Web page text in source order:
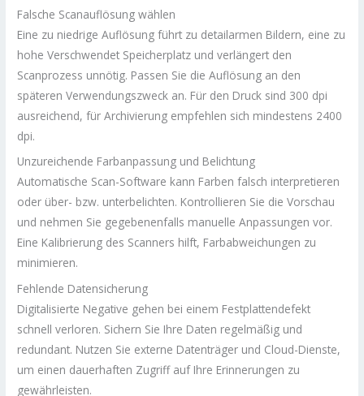
Falsche Scanauflösung wählen
Eine zu niedrige Auflösung führt zu detailarmen Bildern, eine zu
hohe Verschwendet Speicherplatz und verlängert den
Scanprozess unnötig. Passen Sie die Auflösung an den
späteren Verwendungszweck an. Für den Druck sind 300 dpi
ausreichend, für Archivierung empfehlen sich mindestens 2400
dpi.
Unzureichende Farbanpassung und Belichtung
Automatische Scan-Software kann Farben falsch interpretieren
oder über- bzw. unterbelichten. Kontrollieren Sie die Vorschau
und nehmen Sie gegebenenfalls manuelle Anpassungen vor.
Eine Kalibrierung des Scanners hilft, Farbabweichungen zu
minimieren.
Fehlende Datensicherung
Digitalisierte Negative gehen bei einem Festplattendefekt
schnell verloren. Sichern Sie Ihre Daten regelmäßig und
redundant. Nutzen Sie externe Datenträger und Cloud-Dienste,
um einen dauerhaften Zugriff auf Ihre Erinnerungen zu
gewährleisten.